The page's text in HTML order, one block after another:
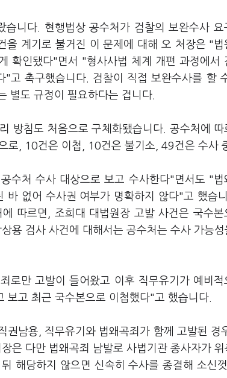
습니다. 현행법상 공수처가 검찰의 보완수사 요
을 계기로 불거진 이 문제에 대해 오 처장은 "법
확인됐다"면서 "형사사법 체계 개편 과정에서
고 촉구했습니다. 검찰이 직접 보완수사를 할
별도 규정이 필요하다는 겁니다.
방침도 처음으로 구체화됐습니다. 공수처에 따
로, 10건은 이첩, 10건은 불기소, 49건은 수사
수처 수사 대상으로 보고 수사한다"면서도 "법
바 없어 수사권 여부가 명확하지 않다"고 했습
따르면, 조희대 대법원장 고발 사건은 국수본
용 검사 사건에 대해서는 공수처는 수사 가능
로만 고발이 들어왔고 이후 직무유기가 예비적
고 최근 국수본으로 이첩했다"고 했습니다.
권남용, 직무유기와 법왜곡죄가 함께 고발된 경
은 다만 법왜곡죄 남발로 사법기관 종사자가 위
해당하지 않으면 신속히 수사를 종결해 소신